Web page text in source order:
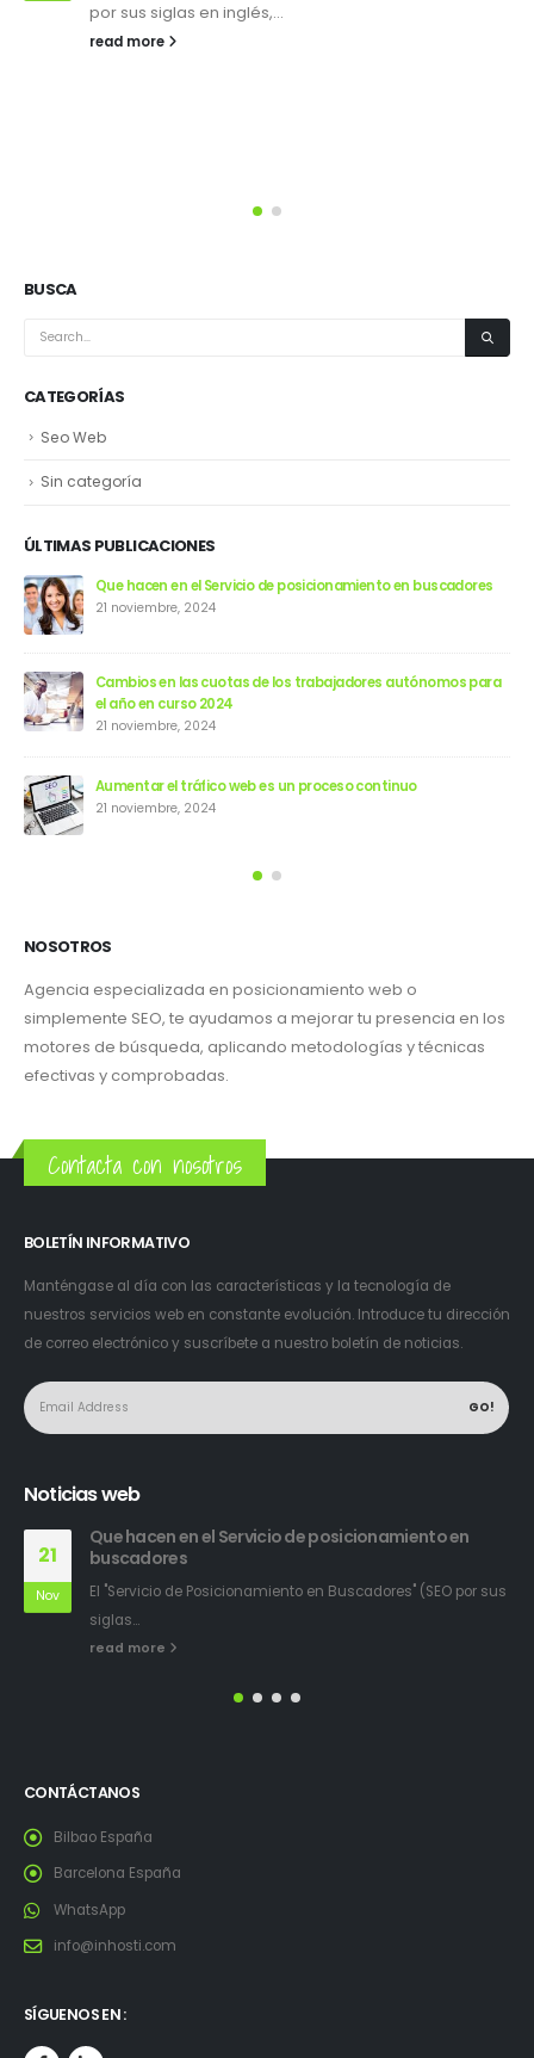
por sus siglas en inglés,...
read more
BUSCA
CATEGORÍAS
Seo Web
Sin categoría
ÚLTIMAS PUBLICACIONES
Que hacen en el Servicio de posicionamiento en buscadores
21 noviembre, 2024
Cambios en las cuotas de los trabajadores autónomos para
el año en curso 2024
21 noviembre, 2024
Aumentar el tráfico web es un proceso continuo
21 noviembre, 2024
NOSOTROS
Agencia especializada en posicionamiento web o
simplemente SEO, te ayudamos a mejorar tu presencia en los
motores de búsqueda, aplicando metodologías y técnicas
efectivas y comprobadas.
Contacta con nosotros
BOLETÍN INFORMATIVO
Manténgase al día con las características y la tecnología de
nuestros servicios web en constante evolución. Introduce tu dirección
de correo electrónico y suscríbete a nuestro boletín de noticias.
Noticias web
21
Nov
Que hacen en el Servicio de posicionamiento en
buscadores
El "Servicio de Posicionamiento en Buscadores" (SEO por sus
siglas...
read more
CONTÁCTANOS
Bilbao España
Barcelona España
WhatsApp
info@inhosti.com
SÍGUENOS EN :